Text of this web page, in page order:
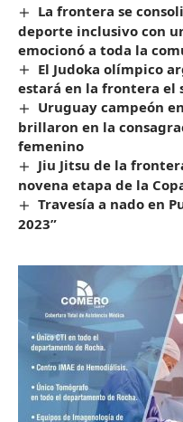
La frontera se
deporte inclusivo con
emocionó a toda la
El Judoka olímpico
estará en la frontera el
Uruguay campeón
brillaron en la
femenino
Jiu Jitsu de la
novena etapa de la
Travesía a nado en
2023”